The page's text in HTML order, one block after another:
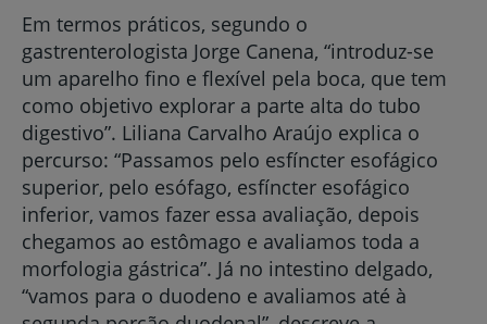
Em termos práticos, segundo o
gastrenterologista Jorge Canena, “introduz-se
um aparelho fino e flexível pela boca, que tem
como objetivo explorar a parte alta do tubo
digestivo”. Liliana Carvalho Araújo explica o
percurso: “Passamos pelo esfíncter esofágico
superior, pelo esófago, esfíncter esofágico
inferior, vamos fazer essa avaliação, depois
chegamos ao estômago e avaliamos toda a
morfologia gástrica”. Já no intestino delgado,
“vamos para o duodeno e avaliamos até à